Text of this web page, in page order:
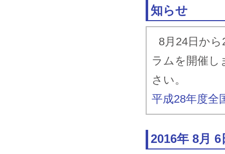
知らせ
8月24日か
ラムを開催し
さい。
平成28年度全
2016年 8月